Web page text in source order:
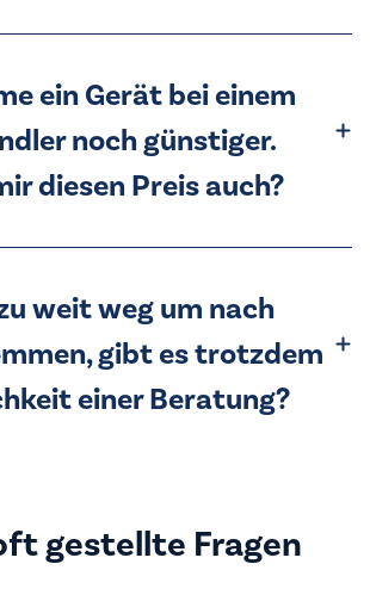
ein Gerät bei einem
noch günstiger.
diesen Preis auch?
weit weg um nach
gibt es trotzdem
einer Beratung?
gestellte Fragen